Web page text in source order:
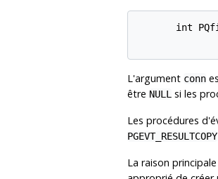
int
L'argument conn
être NULL si les
Les procédures
PGEVT_RESULTCOPY
La raison